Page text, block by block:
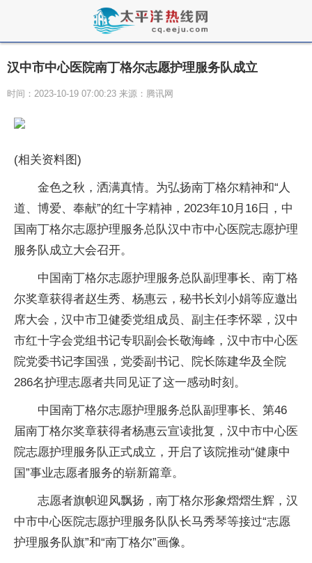
汉中市中心医院南丁格尔志愿护理服务队成立
时间：2023-10-19 07:00:23 来源：腾讯网
(相关资料图)
金色之秋，洒满真情。为弘扬南丁格尔精神和“人
道、博爱、奉献”的红十字精神，2023年10月16日，中
国南丁格尔志愿护理服务总队汉中市中心医院志愿护理
服务队成立大会召开。
中国南丁格尔志愿护理服务总队副理事长、南丁格
尔奖章获得者赵生秀、杨惠云，秘书长刘小娟等应邀出
席大会，汉中市卫健委党组成员、副主任李怀翠，汉中
市红十字会党组书记专职副会长敬海峰，汉中市中心医
院党委书记李国强，党委副书记、院长陈建华及全院
286名护理志愿者共同见证了这一感动时刻。
中国南丁格尔志愿护理服务总队副理事长、第46
届南丁格尔奖章获得者杨惠云宣读批复，汉中市中心医
院志愿护理服务队正式成立，开启了该院推动“健康中
国”事业志愿者服务的崭新篇章。
志愿者旗帜迎风飘扬，南丁格尔形象熠熠生辉，汉
中市中心医院志愿护理服务队队长马秀琴等接过“志愿
护理服务队旗”和“南丁格尔”画像。